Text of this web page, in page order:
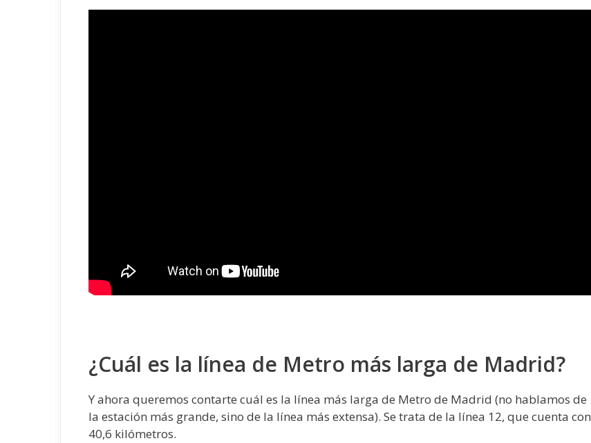
¿Cuál es la línea de Metro más larga de Madrid?
Y ahora queremos contarte cuál es la línea más larga de Metro de Madrid (no hablamos de
la estación más grande, sino de la línea más extensa). Se trata de la línea 12, que cuenta con
40,6 kilómetros.